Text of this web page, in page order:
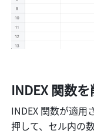
INDEX 関数
INDEX 関数が適用
押して、セル内の